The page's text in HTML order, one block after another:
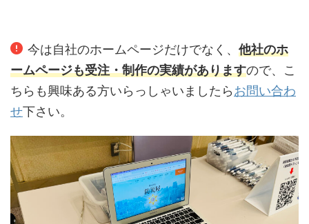
今は自社のホームページだけでなく、 他社のホ
ームページも受注・制作の実績がありますので、こ
ちらも興味ある方いらっしゃいましたらお問い合わ
せ下さい。